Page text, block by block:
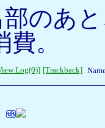
部のあ
。
Log(0)] [Trackback]